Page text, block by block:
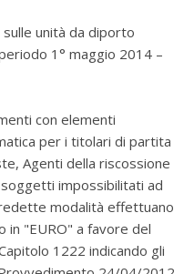
unità da diporto
1° maggio 2014 –
con elementi
per i titolari di partita
Agenti della riscossione
impossibilitati ad
modalità effettuano
in "EURO" a favore del
1222 indicando gli